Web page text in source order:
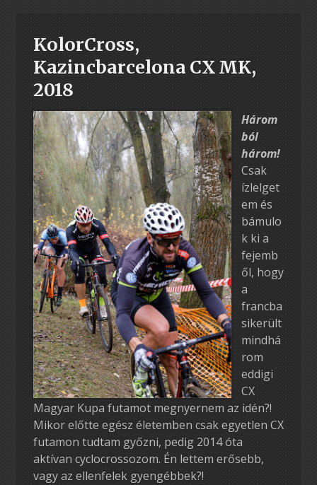
KolorCross,
Kazincbarcelona CX MK,
2018
Három
ból
három!
Csak
ízlelget
em és
bámulo
k ki a
fejemb
ől, hogy
a
francba
sikerült
mindhá
rom
eddigi
CX
Magyar Kupa futamot megnyernem az idén?!
Mikor előtte egész életemben csak egyetlen CX
futamon tudtam győzni, pedig 2014 óta
aktívan cyclocrossozom. Én lettem erősebb,
vagy az ellenfelek gyengébbek?!